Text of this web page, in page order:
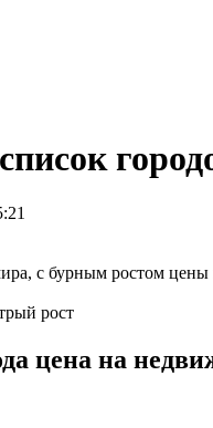
рост
цена на